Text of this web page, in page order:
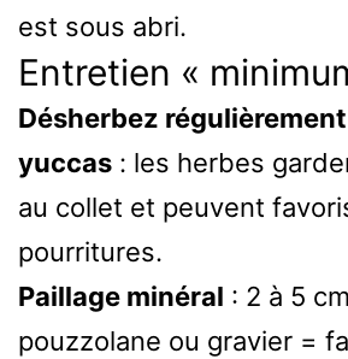
est sous abri.
Entretien «
Désherbez
yuccas : les herbes
au collet et peuvent
pourritures.
Paillage minéral : 2 à 5
pouzzolane ou gravier =